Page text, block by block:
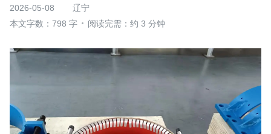
2026-05-08
辽宁
本文字数：798 字
阅读完需：约 3 分钟